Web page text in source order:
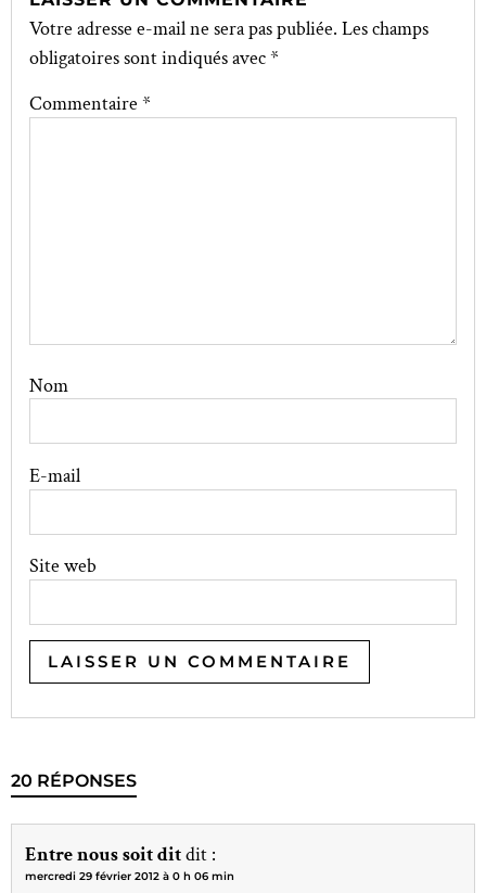
Votre adresse e-mail ne sera pas publiée. Les champs
obligatoires sont indiqués avec*
Commentaire *
Nom
E-mail
Site web
20 RÉPONSES
Entre nous soit ditdit :
mercredi 29 février 2012 à 0 h 06 min